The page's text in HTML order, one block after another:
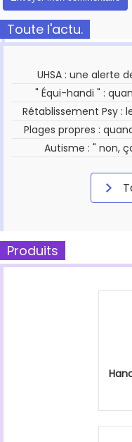
Toute l'actu.
UHSA : une alerte
" Équi-handi " :
Rétablissement Psy :
Plages propres :
Autisme : " non,
Produits